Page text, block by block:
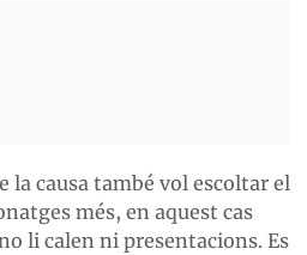
la causa també vol escoltar el
més, en aquest cas
li calen ni presentacions. Es